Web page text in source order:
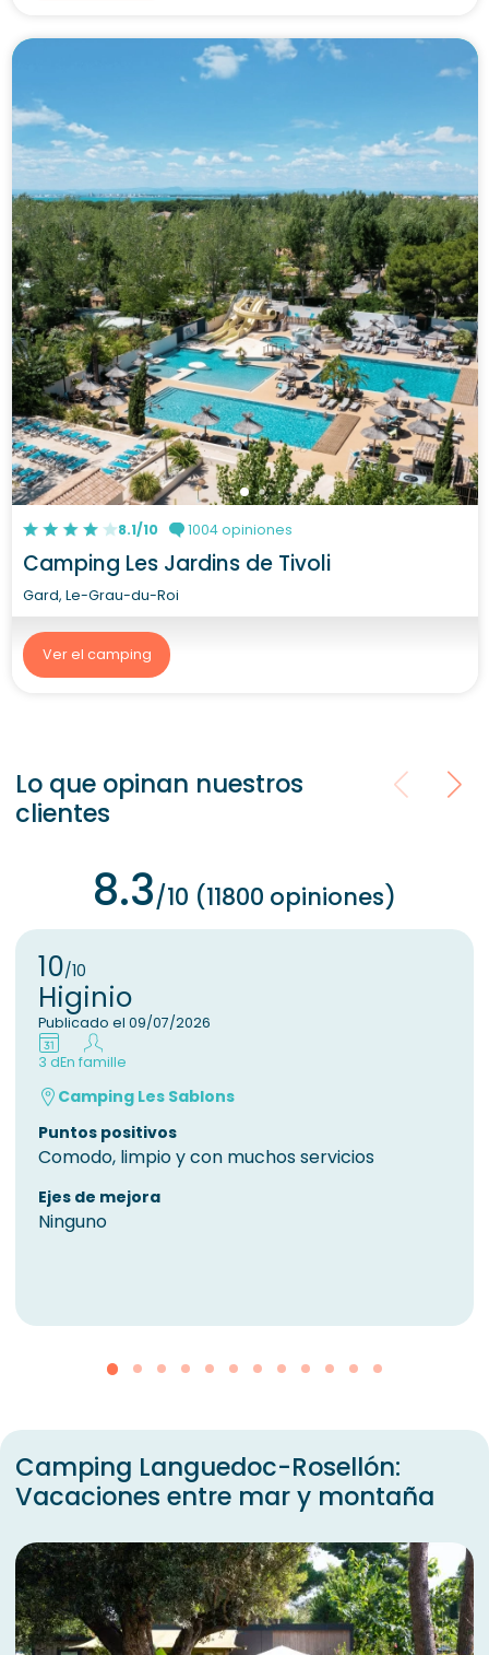
8.1/10 1004 opiniones
Camping Les Jardins de Tivoli
Gard, Le-Grau-du-Roi
Ver el camping
Lo que opinan nuestros
clientes
8.3/10 (11800 opiniones)
10/10
Higinio
Publicado el 09/07/2026
3 dEn famille
Camping Les Sablons
Puntos positivos
Comodo, limpio y con muchos servicios
Ejes de mejora
Ninguno
Camping Languedoc-Rosellón:
Vacaciones entre mar y montaña